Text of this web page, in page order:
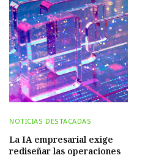
NOTICIAS DESTACADAS
La IA empresarial exige
rediseñar las operaciones